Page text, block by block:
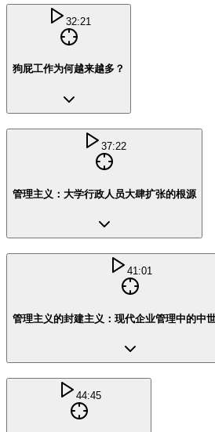
32:21
狗屁工作为何越来越多？
37:22
管理主义：大学行政人员大肆扩张的根源
41:01
管理主义的封建主义：现代企业管理中的中
44:45